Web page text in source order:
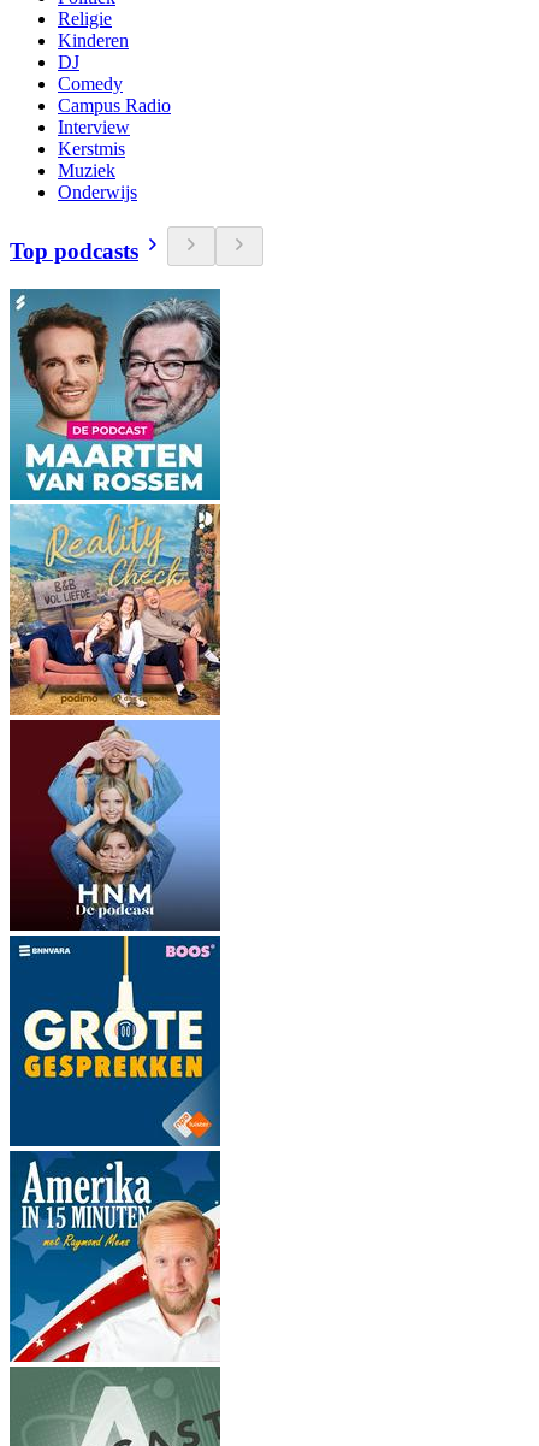
Religie
Kinderen
DJ
Comedy
Campus Radio
Interview
Kerstmis
Muziek
Onderwijs
Top podcasts